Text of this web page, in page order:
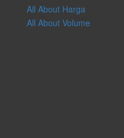
All About Harga
All About Volume